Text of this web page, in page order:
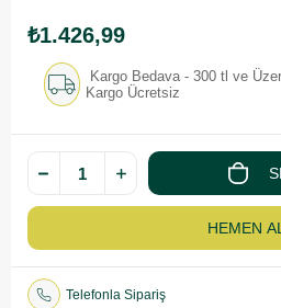
₺1.426,99
Kargo Bedava - 300 tl ve
Kargo Ücretsiz
Telefonla Sipariş